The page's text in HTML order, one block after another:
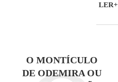
LER+
O MONTÍCULO
DE ODEMIRA OU